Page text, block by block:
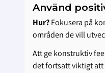
Använd
Hur?Fokusera på
områden de vill
Att ge konstruktiv
det fortsatt viktigt att